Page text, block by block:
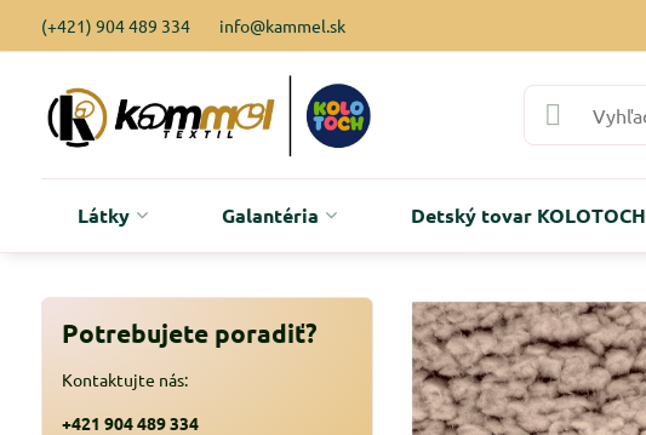
(+421) 904 489 334 info@kammel.sk
Látky Galantéria Detský tovar KOLOTOCH
Potrebujete poradiť?
Kontaktujte nás:
+421 904 489 334